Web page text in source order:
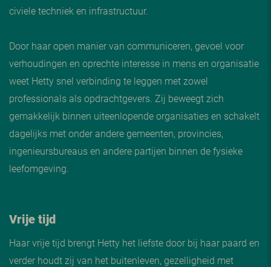
civiele techniek en infrastructuur.
Door haar open manier van communiceren, gevoel voor
verhoudingen en oprechte interesse in mens en organisatie
weet Hetty snel verbinding te leggen met zowel
professionals als opdrachtgevers. Zij beweegt zich
gemakkelijk binnen uiteenlopende organisaties en schakelt
dagelijks met onder andere gemeenten, provincies,
ingenieursbureaus en andere partijen binnen de fysieke
leefomgeving.
Vrije tijd
Haar vrije tijd brengt Hetty het liefste door bij haar paard en
verder houdt zij van het buitenleven, gezelligheid met